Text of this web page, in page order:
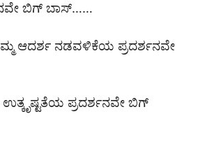
ಬಿಗ್ ಬಾಸ್……
ಆದರ್ಶ ನಡವಳಿಕೆಯ ಪ್ರದರ್ಶನವೇ
ಪ್ರದರ್ಶನವೇ ಬಿಗ್